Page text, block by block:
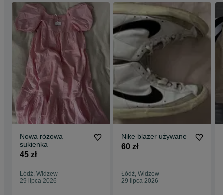
Nowa różowa
sukienka
45 zł
Łódź, Widzew
29 lipca 2026
Nike blazer używane
60 zł
Łódź, Widzew
29 lipca 2026